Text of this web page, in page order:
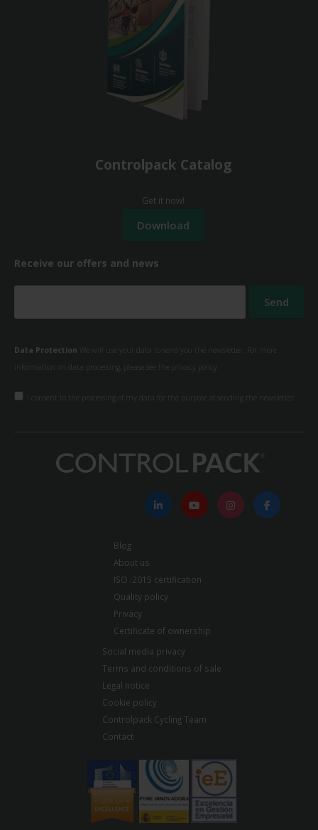
Receive our offers and news
Data Protection We will use your data to send you the newsletter. For more
information on data processing, please see the privacy policy.
I consent to the processing of my data for the purpose of sending the newsletter.
Controlpack Catalog
Get it now!
Blog
About us
ISO :2015 certification
Quality policy
Privacy
Certificate of ownership
Social media privacy
Terms and conditions of sale
Legal notice
Cookie policy
Controlpack Cycling Team
Contact